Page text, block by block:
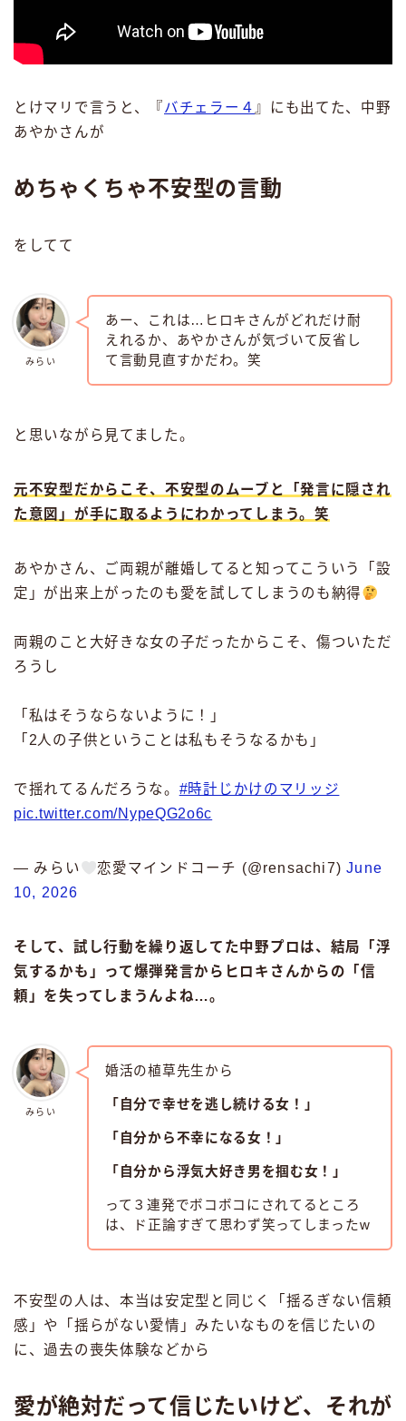
とけマリで言うと、『バチェラー４ 』にも出てた、中野
あやかさんが
めちゃくちゃ不安型の言動
をしてて
みらい
あー、これは…ヒロキさんがどれだけ耐
えれるか、あやかさんが気づいて反省し
て言動見直すかだわ。笑
と思いながら見てました。
元不安型だからこそ、不安型のムーブと「発言に隠され
た意図」が手に取るようにわかってしまう。笑
あやかさん、ご両親が離婚してると知ってこういう「設
定」が出来上がったのも愛を試してしまうのも納得
両親のこと大好きな女の子だったからこそ、傷ついただ
ろうし
「私はそうならないように！」
「2人の子供ということは私もそうなるかも」
で揺れてるんだろうな。 #時計じかけのマリッジ
pic.twitter.com/NypeQG2o6c
— みらい 恋愛マインドコーチ (@rensachi7)June
10, 2026
そして、試し行動を繰り返してた中野プロは、結局「浮
気するかも」って爆弾発言からヒロキさんからの「信
頼」を失ってしまうんよね…。
みらい
婚活の植草先生から
「自分で幸せを逃し続ける女！」
「自分から不幸になる女！」
「自分から浮気大好き男を掴む女！」
って３連発でボコボコにされてるところ
は、ド正論すぎて思わず笑ってしまったw
不安型の人は、本当は安定型と同じく「揺るぎない信頼
感」や「揺らがない愛情」みたいなものを信じたいの
に、過去の喪失体験などから
愛が絶対だって信じたいけど、それが